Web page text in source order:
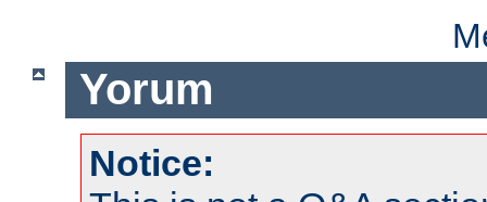
Yorum
Notice: